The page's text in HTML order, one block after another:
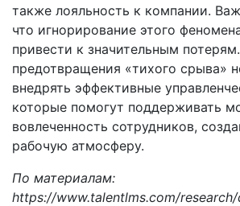
также лояльность к компании.
что игнорирование этого
привести к значительным
предотвращения «тихого срыва»
внедрять эффективные
которые помогут поддерживать
вовлеченность сотрудников,
рабочую атмосферу.
По материалам:
https://www.talentlms.com/